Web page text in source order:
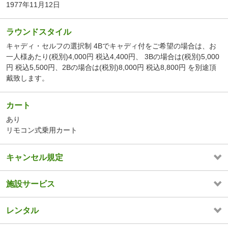
1977年11月12日
ラウンドスタイル
キャディ・セルフの選択制 4Bでキャディ付をご希望の場合は、お
一人様あたり(税別)4,000円 税込4,400円、 3Bの場合は(税別)5,000
円 税込5,500円、2Bの場合は(税別)8,000円 税込8,800円 を別途頂
戴致します。
カート
あり
リモコン式乗用カート
キャンセル規定
施設サービス
レンタル